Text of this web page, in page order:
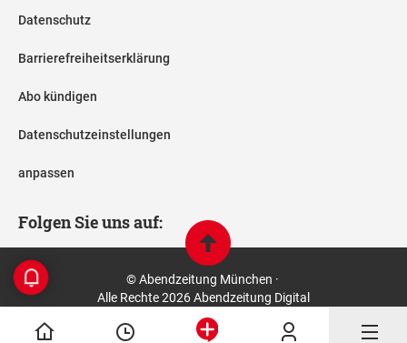
Datenschutz
Barrierefreiheitserklärung
Abo kündigen
Datenschutzeinstellungen
anpassen
Folgen Sie uns auf:
© Abendzeitung München ·
Alle Rechte 2026 Abendzeitung Digital